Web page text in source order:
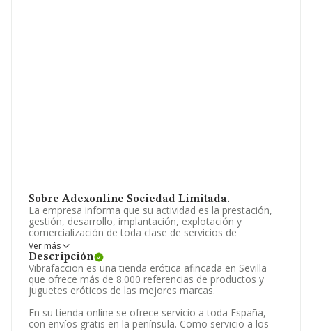
Sobre Adexonline Sociedad Limitada.
La empresa informa que su actividad es la prestación,
gestión, desarrollo, implantación, explotación y
comercialización de toda clase de servicios de
informática, ofimática y tecnologías de la información,
por cualquiera de las formas admitidas en dere. La
empresa está registrada como Sociedad Limitada. Su
CNAE corresponde a 4740 con código '%cnae%'. La
compañía no tiene actividad en mercados exteriores.
Ha habido un descenso en cuanto al número de
empleados y según los datos a disposición de
Ver más
Descripción
Vibrafaccion es una tienda erótica afincada en Sevilla
que ofrece más de 8.000 referencias de productos y
juguetes eróticos de las mejores marcas.
En su tienda online se ofrece servicio a toda España,
con envíos gratis en la península. Como servicio a los